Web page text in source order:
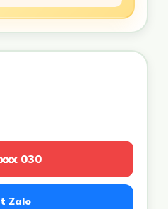
030
Zalo